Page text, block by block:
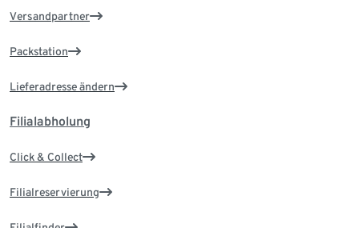
Versandpartner
Packstation
Lieferadresse ändern
Filialabholung
Click & Collect
Filialreservierung